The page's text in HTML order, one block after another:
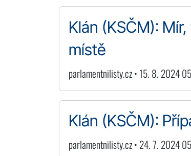
Klán (KSČM):
místě
parlamentnilisty.cz • 15. 8. 2024
Klán (KSČM):
parlamentnilisty.cz • 24. 7. 2024